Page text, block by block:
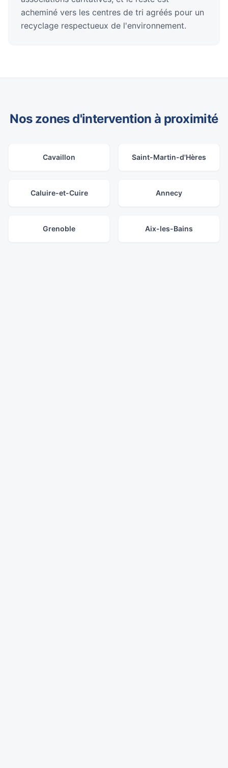
acheminé vers les centres de tri agréés pour un
recyclage respectueux de l'environnement.
Nos zones d'intervention à proximité
Cavaillon Saint-Martin-d'Hères
Caluire-et-Cuire Annecy
Grenoble Aix-les-Bains